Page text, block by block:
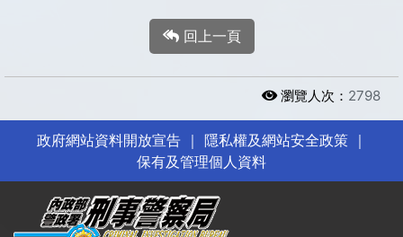
回上一頁
瀏覽人次： 2798
政府網站資料開放宣告｜ 隱私權及網站安全政策｜
保有及管理個人資料